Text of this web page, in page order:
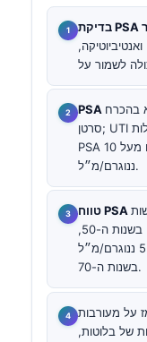
בהכרח
סרטן; UTI עם חום ודלקת ערמונית יכולים להעלות
PSA מעל 4 ננוגרם/מ״ל ולעיתים גם מעל 10
ננוגרם/מ״ל.
בערך של כ-3.0 ננוגרם/מ״ל לגברים בשנות ה-50,
4.0 ננוגרם/מ״ל בשנות ה-60, ו-5.0 ננוגרם/מ״ל
בשנות ה-70.
על מעורבות
של בלוטות,